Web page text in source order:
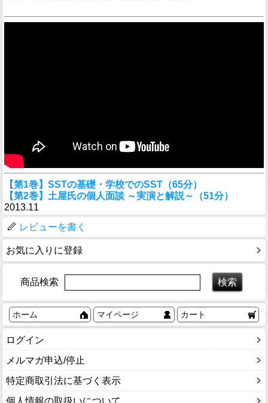
【第1巻】SSTの基礎・学校でのSST（65分）
【第2巻】土屋氏の個人面談 ～実演と解説～（51分）
2013.11
レビューを書く
お気に入りに登録
商品検索
ホーム マイページ カート
ログイン
メルマガ申込/停止
特定商取引法に基づく表示
個人情報の取扱いについて